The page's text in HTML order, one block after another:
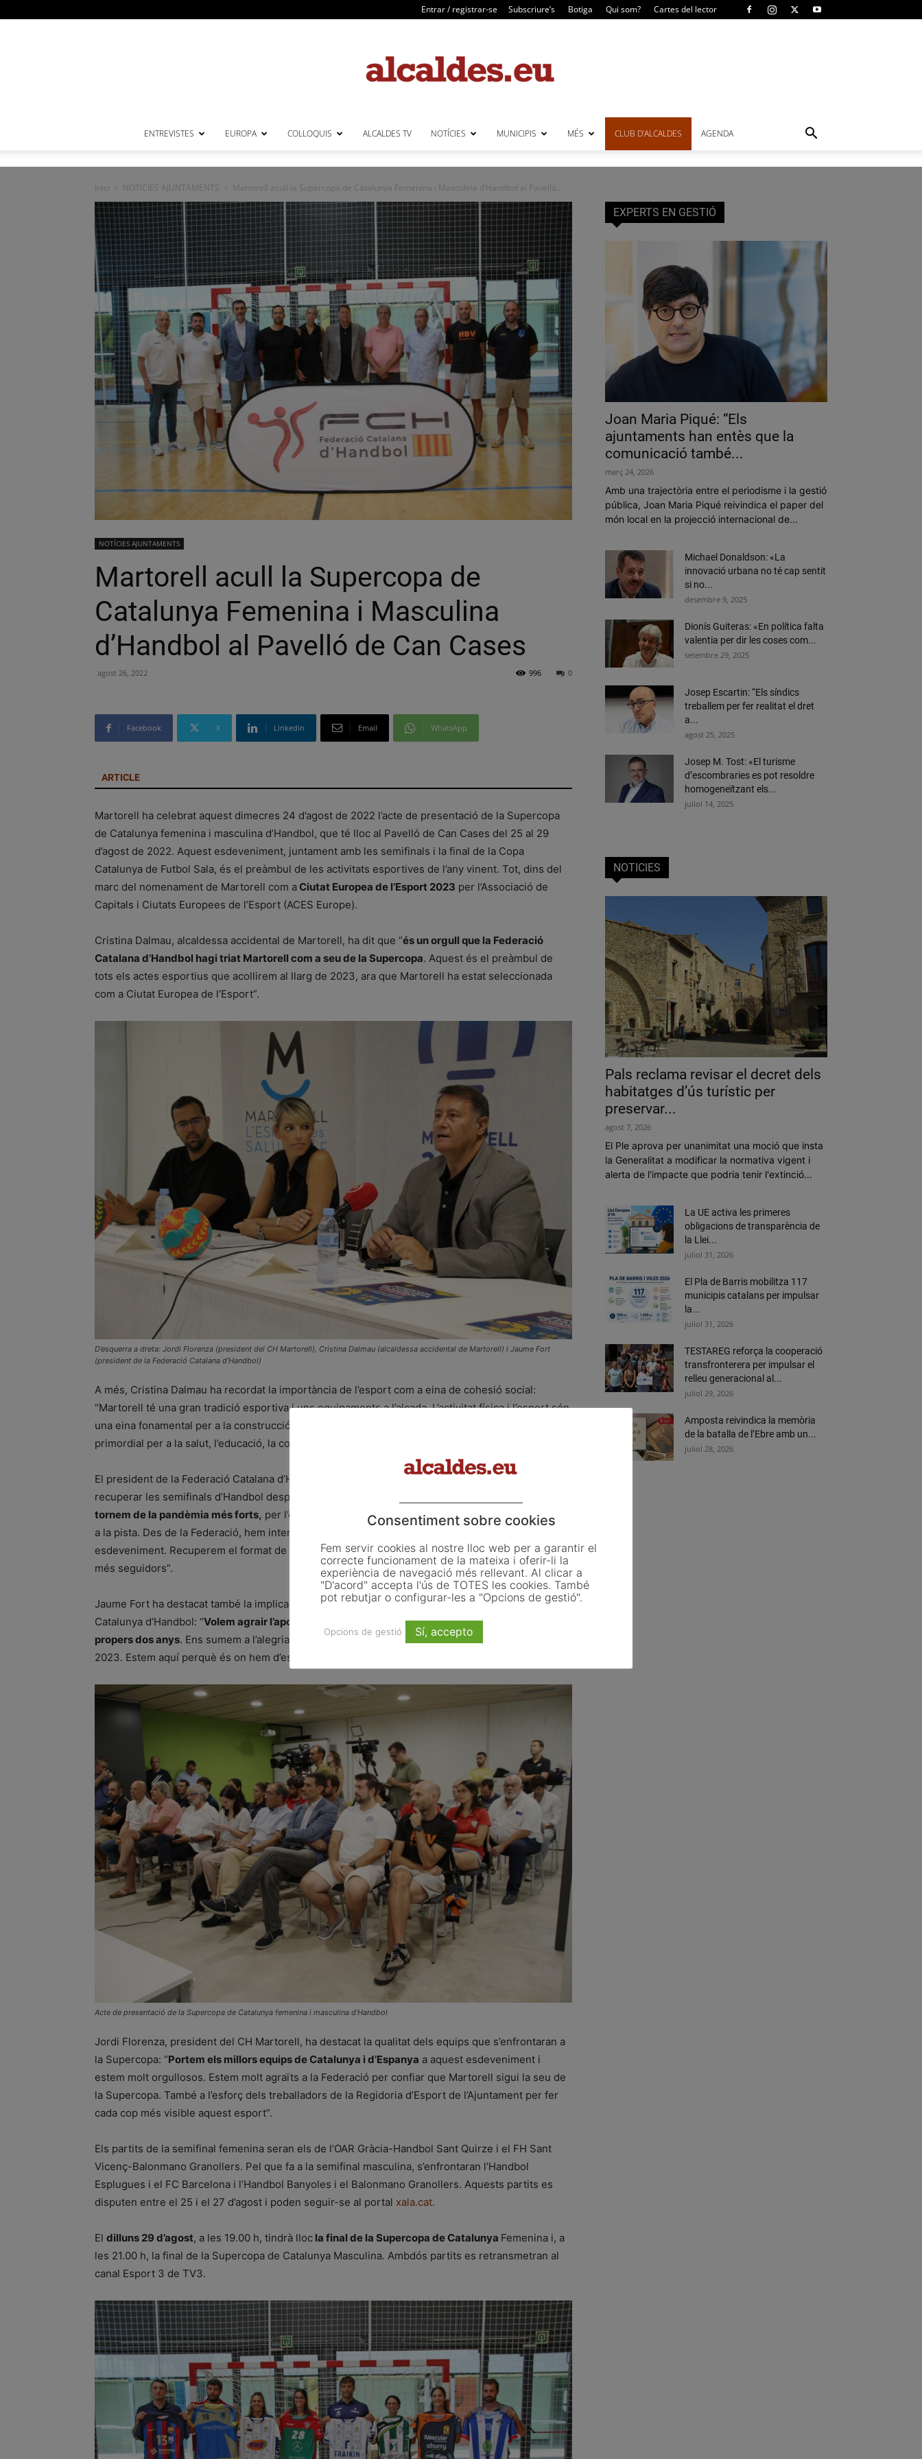
Entrar / registrar-se Subscriure’s Botiga Qui som? Cartes del lector
ENTREVISTES EUROPA COL·LOQUIS ALCALDES TV NOTÍCIES MUNICIPIS MÉS CLUB D’ALCALDES AGENDA
Inici NOTÍCIES AJUNTAMENTS Martorell acull la Supercopa de Catalunya Femenina i Masculina d’Handbol al Pavelló...
NOTÍCIES AJUNTAMENTS
Martorell acull la Supercopa de
Catalunya Femenina i Masculina
d’Handbol al Pavelló de Can Cases
agost 26, 2022 0
996
Facebook X Linkedin Email WhatsApp
ARTICLE
Martorell ha celebrat aquest dimecres 24 d’agost de 2022 l’acte de presentació de la Supercopa
de Catalunya femenina i masculina d’Handbol, que té lloc al Pavelló de Can Cases del 25 al 29
d’agost de 2022. Aquest esdeveniment, juntament amb les semifinals i la final de la Copa
Catalunya de Futbol Sala, és el preàmbul de les activitats esportives de l’any vinent. Tot, dins del
marc del nomenament de Martorell com a Ciutat Europea de l’Esport 2023 per l’Associació de
Capitals i Ciutats Europees de l’Esport (ACES Europe).
Cristina Dalmau, alcaldessa accidental de Martorell, ha dit que “és un orgull que la Federació
Catalana d’Handbol hagi triat Martorell com a seu de la Supercopa. Aquest és el preàmbul de
tots els actes esportius que acollirem al llarg de 2023, ara que Martorell ha estat seleccionada
com a Ciutat Europea de l’Esport”.
D’esquerra a dreta: Jordi Florenza (president del CH Martorell), Cristina Dalmau (alcaldessa accidental de Martorell) i Jaume Fort
(president de la Federació Catalana d’Handbol)
A més, Cristina Dalmau ha recordat la importància de l’esport com a eina de cohesió social:
“Martorell té una gran tradició esportiva i uns equipaments a l’alçada. L’activitat física i l’esport són
una eina fonamental per a la construcció d’una societat millor; veiem l’esport com a element
primordial per a la salut, l’educació, la cohesió social i la millora de la convivència”.
El president de la Federació Catalana d’Handbol, Jaume Fort, ha posat èmfasi en la il·lusió de
recuperar les semifinals d’Handbol després de l’epidèmia: “És una gran satisfacció veure que
tornem de la pandèmia més forts, per l’esforç que s’ha estat fent i que es demostra en la qualitat
a la pista. Des de la Federació, hem intentat fer un pas endavant en la qualitat d’aquest
esdeveniment. Recuperem el format de semifinals, amb la qual cosa tenim més equips implicats i
més seguidors”.
Jaume Fort ha destacat també la implicació de Martorell com a ciutat d’acollida de la Supercopa de
Catalunya d’Handbol: “Volem agrair l’aposta de la ciutat per acollir aquest esdeveniment els
propers dos anys. Ens sumem a l’alegria que Martorell hagi estat triada Ciutat Europea de l’Esport
2023. Estem aquí perquè és on hem d’estar. Tant el municipi com el CH Martorell s’hi han bolcat”.
Acte de presentació de la Supercopa de Catalunya femenina i masculina d’Handbol
Jordi Florenza, president del CH Martorell, ha destacat la qualitat dels equips que s’enfrontaran a
la Supercopa: “Portem els millors equips de Catalunya i d’Espanya a aquest esdeveniment i
estem molt orgullosos. Estem molt agraïts a la Federació per confiar que Martorell sigui la seu de
la Supercopa. També a l’esforç dels treballadors de la Regidoria d’Esport de l’Ajuntament per fer
cada cop més visible aquest esport”.
Els partits de la semifinal femenina seran els de l’OAR Gràcia-Handbol Sant Quirze i el FH Sant
Vicenç-Balonmano Granollers. Pel que fa a la semifinal masculina, s’enfrontaran l’Handbol
Esplugues i el FC Barcelona i l’Handbol Banyoles i el Balonmano Granollers. Aquests partits es
disputen entre el 25 i el 27 d’agost i poden seguir-se al portal xala.cat.
El dilluns 29 d’agost, a les 19.00 h, tindrà lloc la final de la Supercopa de Catalunya Femenina i, a
les 21.00 h, la final de la Supercopa de Catalunya Masculina. Ambdós partits es retransmetran al
canal Esport 3 de TV3.
EXPERTS EN GESTIÓ
Joan Maria Piqué: “Els
ajuntaments han entès que la
comunicació també...
març 24, 2026
Amb una trajectòria entre el periodisme i la gestió
pública, Joan Maria Piqué reivindica el paper del
món local en la projecció internacional de...
Michael Donaldson: «La
innovació urbana no té cap sentit
si no...
desembre 9, 2025
Dionís Guiteras: «En política falta
valentia per dir les coses com...
setembre 29, 2025
Josep Escartin: “Els síndics
treballem per fer realitat el dret
a...
agost 25, 2025
Josep M. Tost: «El turisme
d’escombraries es pot resoldre
homogeneïtzant els...
juliol 14, 2025
NOTICIES
Pals reclama revisar el decret dels
habitatges d’ús turístic per
preservar...
agost 7, 2026
El Ple aprova per unanimitat una moció que insta
la Generalitat a modificar la normativa vigent i
alerta de l'impacte que podria tenir l'extinció...
La UE activa les primeres
obligacions de transparència de
la Llei...
juliol 31, 2026
El Pla de Barris mobilitza 117
municipis catalans per impulsar
la...
juliol 31, 2026
TESTAREG reforça la cooperació
transfronterera per impulsar el
relleu generacional al...
juliol 29, 2026
Amposta reivindica la memòria
de la batalla de l’Ebre amb un...
juliol 28, 2026
Consentiment sobre cookies
Fem servir cookies al nostre lloc web per a garantir el
correcte funcionament de la mateixa i oferir-li la
experiència de navegació més rellevant. Al clicar a
"D'acord" accepta l'ús de TOTES les cookies. També
pot rebutjar o configurar-les a "Opcions de gestió".
Opcions de gestió Sí, accepto